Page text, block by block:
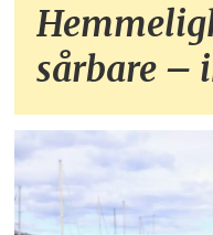
sårbare –